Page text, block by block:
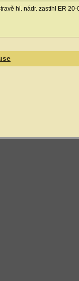
hl. nádr. zastihl ER